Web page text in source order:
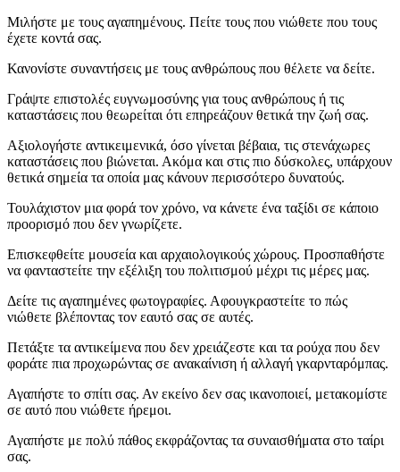
Μιλήστε με τους αγαπημένους. Πείτε τους που νιώθετε που τους
έχετε κοντά σας.
Κανονίστε συναντήσεις με τους ανθρώπους που θέλετε να δείτε.
Γράψτε επιστολές ευγνωμοσύνης για τους ανθρώπους ή τις
καταστάσεις που θεωρείται ότι επηρεάζουν θετικά την ζωή σας.
Αξιολογήστε αντικειμενικά, όσο γίνεται βέβαια, τις στενάχωρες
καταστάσεις που βιώνεται. Ακόμα και στις πιο δύσκολες, υπάρχουν
θετικά σημεία τα οποία μας κάνουν περισσότερο δυνατούς.
Τουλάχιστον μια φορά τον χρόνο, να κάνετε ένα ταξίδι σε κάποιο
προορισμό που δεν γνωρίζετε.
Επισκεφθείτε μουσεία και αρχαιολογικούς χώρους. Προσπαθήστε
να φανταστείτε την εξέλιξη του πολιτισμού μέχρι τις μέρες μας.
Δείτε τις αγαπημένες φωτογραφίες. Αφουγκραστείτε το πώς
νιώθετε βλέποντας τον εαυτό σας σε αυτές.
Πετάξτε τα αντικείμενα που δεν χρειάζεστε και τα ρούχα που δεν
φοράτε πια προχωρώντας σε ανακαίνιση ή αλλαγή γκαρνταρόμπας.
Αγαπήστε το σπίτι σας. Αν εκείνο δεν σας ικανοποιεί, μετακομίστε
σε αυτό που νιώθετε ήρεμοι.
Αγαπήστε με πολύ πάθος εκφράζοντας τα συναισθήματα στο ταίρι
σας.